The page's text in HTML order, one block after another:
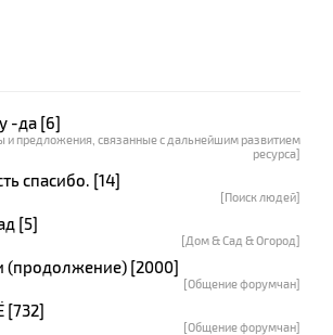
-да [6]
и предложения, связанные с дальнейшим развитием
ресурса]
спасибо. [14]
[Поиск людей]
[5]
[Дом & Сад & Огород]
(продолжение) [2000]
[Общение форумчан]
[732]
[Общение форумчан]